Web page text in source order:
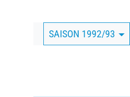
SÜDKURVE
TICKETING
SAISON 1992/93